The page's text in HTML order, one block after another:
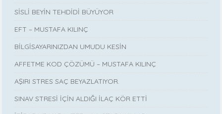
SİSLİ BEYİN TEHDİDİ BÜYÜYOR
EFT – MUSTAFA KILINÇ
BİLGİSAYARINIZDAN UMUDU KESİN
AFFETME KOD ÇÖZÜMÜ – MUSTAFA KILINÇ
AŞIRI STRES SAÇ BEYAZLATIYOR.
SINAV STRESİ İÇİN ALDIĞI İLAÇ KÖR ETTİ